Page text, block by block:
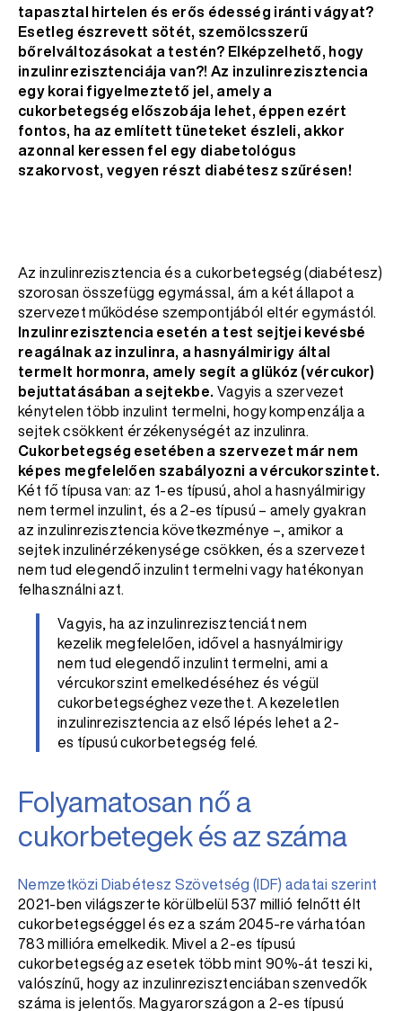
tapasztal hirtelen és erős édesség iránti vágyat?
Esetleg észrevett sötét, szemölcsszerű
bőrelváltozásokat a testén? Elképzelhető, hogy
inzulinrezisztenciája van?! Az inzulinrezisztencia
egy korai figyelmeztető jel, amely a
cukorbetegség előszobája lehet, éppen ezért
fontos, ha az említett tüneteket észleli, akkor
azonnal keressen fel egy diabetológus
szakorvost, vegyen részt diabétesz szűrésen!
Az inzulinrezisztencia és a cukorbetegség (diabétesz)
szorosan összefügg egymással, ám a két állapot a
szervezet működése szempontjából eltér egymástól.
Inzulinrezisztencia esetén a test sejtjei kevésbé
reagálnak az inzulinra, a hasnyálmirigy által
termelt hormonra, amely segít a glükóz (vércukor)
bejuttatásában a sejtekbe. Vagyis a szervezet
kénytelen több inzulint termelni, hogy kompenzálja a
sejtek csökkent érzékenységét az inzulinra.
Cukorbetegség esetében a szervezet már nem
képes megfelelően szabályozni a vércukorszintet.
Két fő típusa van: az 1-es típusú, ahol a hasnyálmirigy
nem termel inzulint, és a 2-es típusú – amely gyakran
az inzulinrezisztencia következménye –, amikor a
sejtek inzulinérzékenysége csökken, és a szervezet
nem tud elegendő inzulint termelni vagy hatékonyan
felhasználni azt.
Vagyis, ha az inzulinrezisztenciát nem
kezelik megfelelően, idővel a hasnyálmirigy
nem tud elegendő inzulint termelni, ami a
vércukorszint emelkedéséhez és végül
cukorbetegséghez vezethet. A kezeletlen
inzulinrezisztencia az első lépés lehet a 2-
es típusú cukorbetegség felé.
Folyamatosan nő a
cukorbetegek és az száma
Nemzetközi Diabétesz Szövetség (IDF) adatai szerint
2021-ben világszerte körülbelül 537 millió felnőtt élt
cukorbetegséggel és ez a szám 2045-re várhatóan
783 millióra emelkedik. Mivel a 2-es típusú
cukorbetegség az esetek több mint 90%-át teszi ki,
valószínű, hogy az inzulinrezisztenciában szenvedők
száma is jelentős. Magyarországon a 2-es típusú